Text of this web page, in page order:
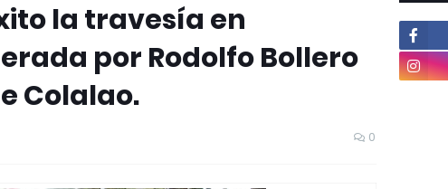
la travesía en
por Rodolfo Bollero
Colalao.
0